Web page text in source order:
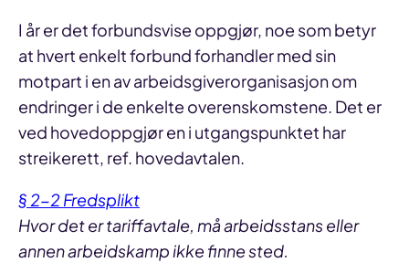
I år er det forbundsvise oppgjør, noe som betyr
at hvert enkelt forbund forhandler med sin
motpart i en av arbeidsgiverorganisasjon om
endringer i de enkelte overenskomstene. Det er
ved hovedoppgjør en i utgangspunktet har
streikerett, ref. hovedavtalen.
§ 2-2 Fredsplikt
Hvor det er tariffavtale, må arbeidsstans eller
annen arbeidskamp ikke finne sted.